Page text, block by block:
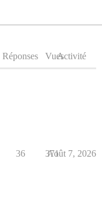
Réponses VuesActivité
36 371
Août 7, 2026